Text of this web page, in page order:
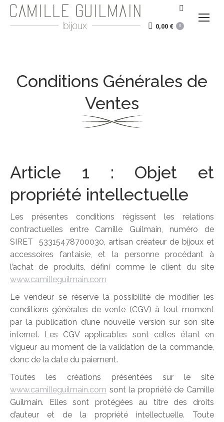
Recherche
:
0,00 € 0
Conditions Générales de
Ventes
Article 1 : Objet et
propriété intellectuelle
Les présentes conditions régissent les relations
contractuelles entre Camille Guilmain, numéro de
SIRET 53315478700030, artisan créateur de bijoux et
accessoires fantaisie, et la personne procédant à
l’achat de produits, défini comme le client du site
www.camilleguilmain.com
Le vendeur se réserve la possibilité de modifier les
conditions générales de vente (CGV) à tout moment
par la publication d’une nouvelle version sur son site
internet. Les CGV applicables sont celles étant en
vigueur au moment de la validation de la commande,
donc de la date du paiement.
Toutes les créations présentées sur le site
www.camilleguilmain.com sont la propriété de Camille
Guilmain. Elles sont protégées au titre des droits
d’auteur et de la propriété intellectuelle. Toute